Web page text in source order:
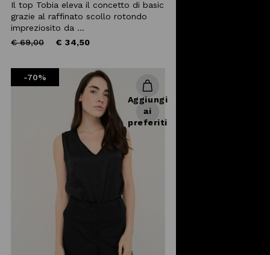
Il top Tobia eleva il concetto di basic
grazie al raffinato scollo rotondo
impreziosito da ...
Price
€ 69,00to € 34,50
-70%
Aggiungi
ai
preferiti